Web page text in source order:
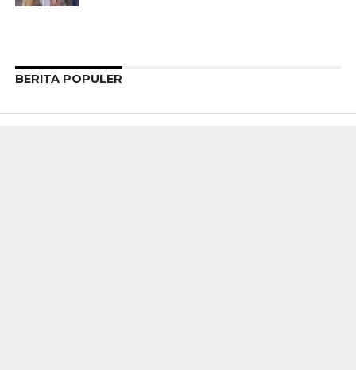
BERITA POPULER